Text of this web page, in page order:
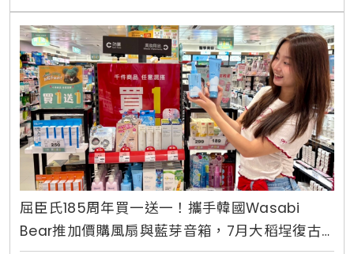
屈臣氏185周年買一送一！攜手韓國Wasabi
Bear推加價購風扇與藍芽音箱，7月大稻埕復古